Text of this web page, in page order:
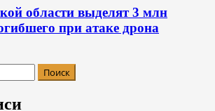
области выделят 3 млн
при атаке дрона